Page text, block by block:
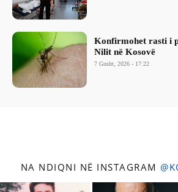
Konfirmohet rasti i
Nilit në Kosovë
7 Gusht, 2026 - 17:22
NA NDIQNI NË INSTAGRAM